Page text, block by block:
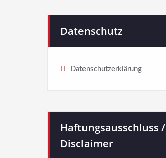
Datenschutz
Datenschutzerklärung
Haftungsausschluss /
Disclaimer